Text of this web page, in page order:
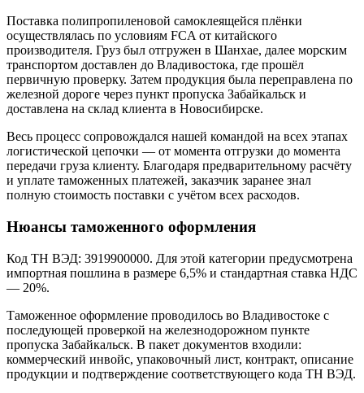
Поставка полипропиленовой самоклеящейся плёнки
осуществлялась по условиям FCA от китайского
производителя. Груз был отгружен в Шанхае, далее морским
транспортом доставлен до Владивостока, где прошёл
первичную проверку. Затем продукция была переправлена по
железной дороге через пункт пропуска Забайкальск и
доставлена на склад клиента в Новосибирске.
Весь процесс сопровождался нашей командой на всех этапах
логистической цепочки — от момента отгрузки до момента
передачи груза клиенту. Благодаря предварительному расчёту
и уплате таможенных платежей, заказчик заранее знал
полную стоимость поставки с учётом всех расходов.
Нюансы таможенного оформления
Код ТН ВЭД: 3919900000. Для этой категории предусмотрена
импортная пошлина в размере 6,5% и стандартная ставка НДС
— 20%.
Таможенное оформление проводилось во Владивостоке с
последующей проверкой на железнодорожном пункте
пропуска Забайкальск. В пакет документов входили:
коммерческий инвойс, упаковочный лист, контракт, описание
продукции и подтверждение соответствующего кода ТН ВЭД.